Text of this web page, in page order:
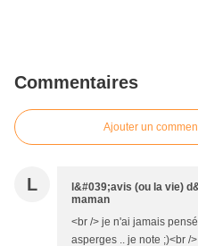
Commentaires
Ajouter un
L
l&#039;avis (ou la vie)
maman
<br /> je n'ai jamais
asperges .. je note ;)<br />